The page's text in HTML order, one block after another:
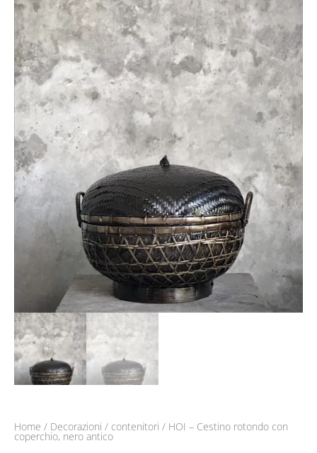
Home / Decorazioni / contenitori / HOI – Cestino rotondo con
coperchio, nero antico